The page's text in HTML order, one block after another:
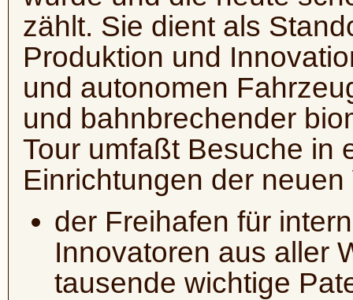
zählt. Sie dient als
Produktion und
und autonomen
und bahnbrechender
Tour umfaßt Besuche in
Einrichtungen der
der Freihafen für
Innovatoren aus aller
tausende wichtige